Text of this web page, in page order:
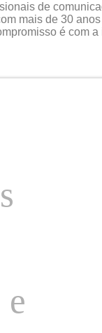
de
mais de 30
é com